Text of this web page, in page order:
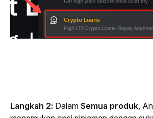
Langkah 2: Dalam Semua produk ,